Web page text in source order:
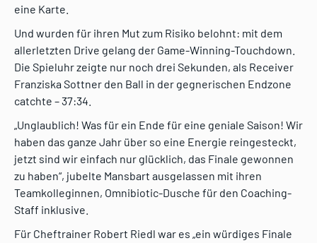
eine Karte.
Und wurden für ihren Mut zum Risiko belohnt: mit dem
allerletzten Drive gelang der Game-Winning-Touchdown.
Die Spieluhr zeigte nur noch drei Sekunden, als Receiver
Franziska Sottner den Ball in der gegnerischen Endzone
catchte – 37:34.
„Unglaublich! Was für ein Ende für eine geniale Saison! Wir
haben das ganze Jahr über so eine Energie reingesteckt,
jetzt sind wir einfach nur glücklich, das Finale gewonnen
zu haben“, jubelte Mansbart ausgelassen mit ihren
Teamkolleginnen, Omnibiotic-Dusche für den Coaching-
Staff inklusive.
Für Cheftrainer Robert Riedl war es „ein würdiges Finale